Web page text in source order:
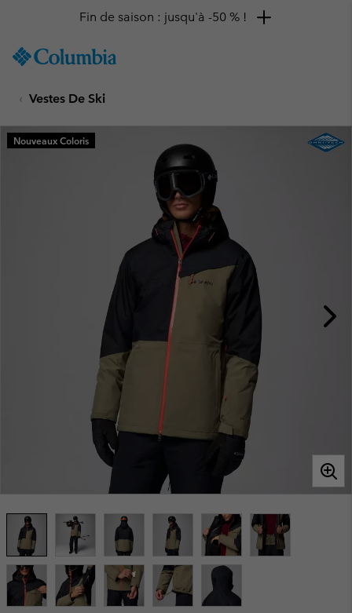
TO
SKIP
MAIN
NAV
Fin de saison : jusqu'à -50 % !
Vestes De Ski
Nouveaux Coloris